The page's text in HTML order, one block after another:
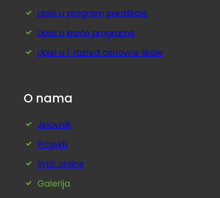
Upisi u program predškole
Upisi u kraće programe
Upisi u 1. razred osnovne škole
O nama
Jelovnik
Projekti
Vrtić online
Galerija